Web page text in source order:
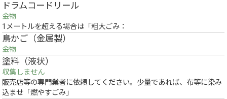
ドラムコードリール
金物
1メートルを超える場合は「粗大ごみ：
鳥かご（金属製）
金物
塗料（液状）
収集しません
販売店等の専門業者に依頼してください。少量であれば、布等に染み
込ませ「燃やすごみ」